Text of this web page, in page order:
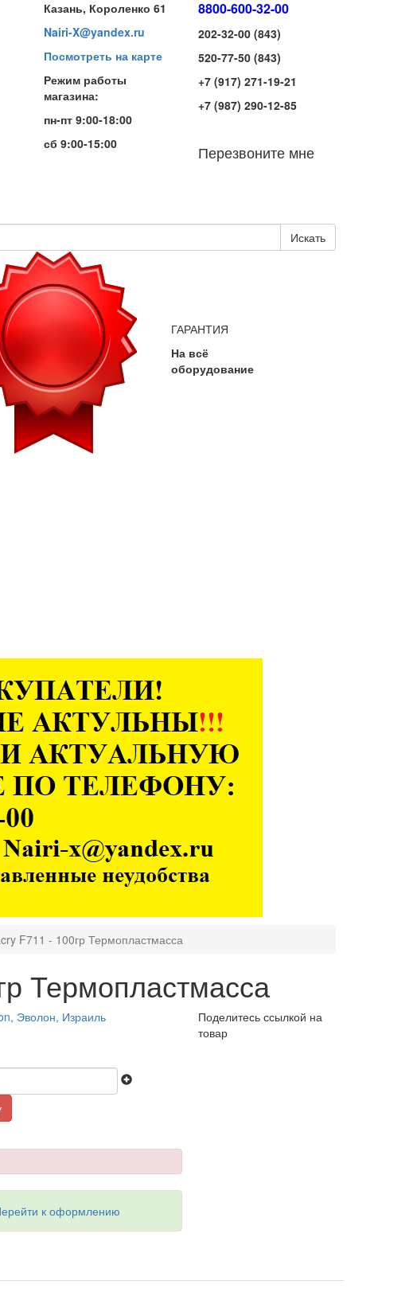
Казань, Короленко 61
Nairi-X@yandex.ru
Посмотреть на карте
Режим работы
магазина:
пн-пт 9:00-18:00
сб 9:00-15:00
8800-600-32-00
202-32-00 (843)
520-77-50 (843)
+7 (917) 271-19-21
+7 (987) 290-12-85
Перезвоните мне
Искать
ГАРАНТИЯ
На всё
оборудование
F711 - 100гр Термопластмасса
Термопластмасса
Эволон, Израиль
к оформлению
Поделитесь ссылкой на
товар